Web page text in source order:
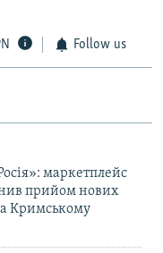
Follow us
маркетплейс
прийом нових
Кримському